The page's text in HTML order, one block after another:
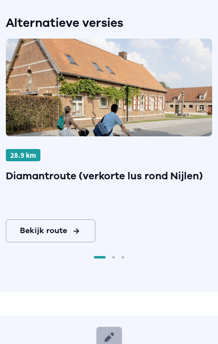
Alternatieve versies
28.9 km
Diamantroute (verkorte lus rond Nijlen)
Bekijk route